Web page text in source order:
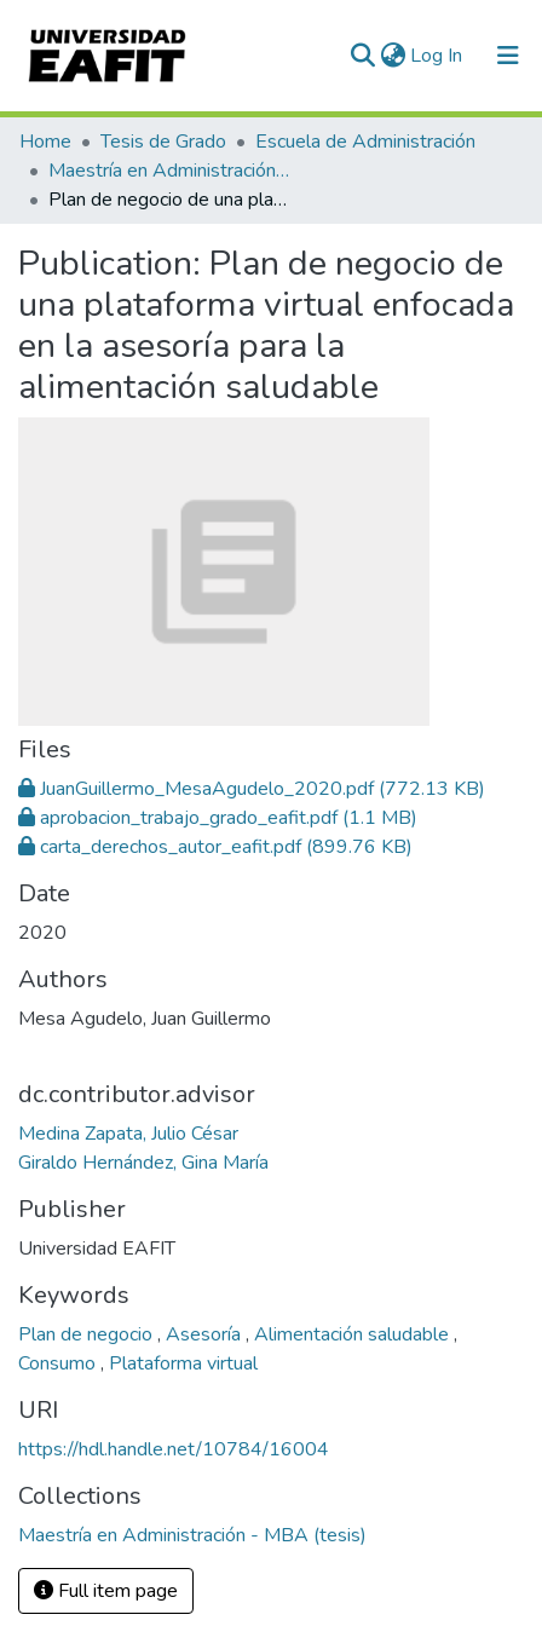
Log In (current)
Communities & Collections
All of DSpace
Home Tesis de Grado
Escuela de Administración
Maestría en Administración - MBA (tesis)
Plan de negocio de una plataforma virtual enfocada en la asesoría para la alimentación saludable
Publication: Plan de negocio de
una plataforma virtual enfocada
en la asesoría para la
alimentación saludable
Files
JuanGuillermo_MesaAgudelo_2020.pdf(772.13 KB)
aprobacion_trabajo_grado_eafit.pdf(1.1 MB)
carta_derechos_autor_eafit.pdf(899.76 KB)
Date
2020
Authors
Mesa Agudelo, Juan Guillermo
dc.contributor.advisor
Medina Zapata, Julio César
Giraldo Hernández, Gina María
Publisher
Universidad EAFIT
Keywords
Plan de negocio , Asesoría , Alimentación saludable ,
Consumo , Plataforma virtual
URI
https://hdl.handle.net/10784/16004
Collections
Maestría en Administración - MBA (tesis)
Full item page